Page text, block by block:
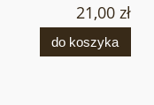
21,00 zł
do koszyka